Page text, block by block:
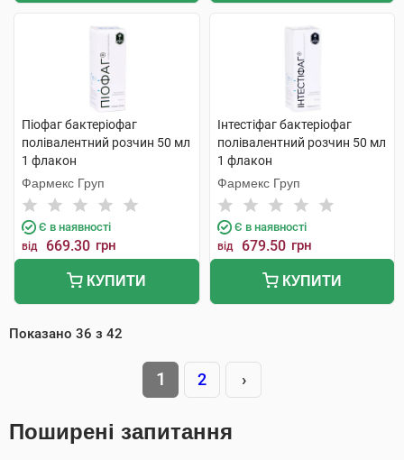
Піофаг бактеріофаг
полівалентний розчин 50 мл
1 флакон
Фармекс Груп
Є в наявності
від 669.30 грн
КУПИТИ
Інтестіфаг бактеріофаг
полівалентний розчин 50 мл
1 флакон
Фармекс Груп
Є в наявності
від 679.50 грн
КУПИТИ
Показано 36 з 42
1 2 ›
Поширені запитання